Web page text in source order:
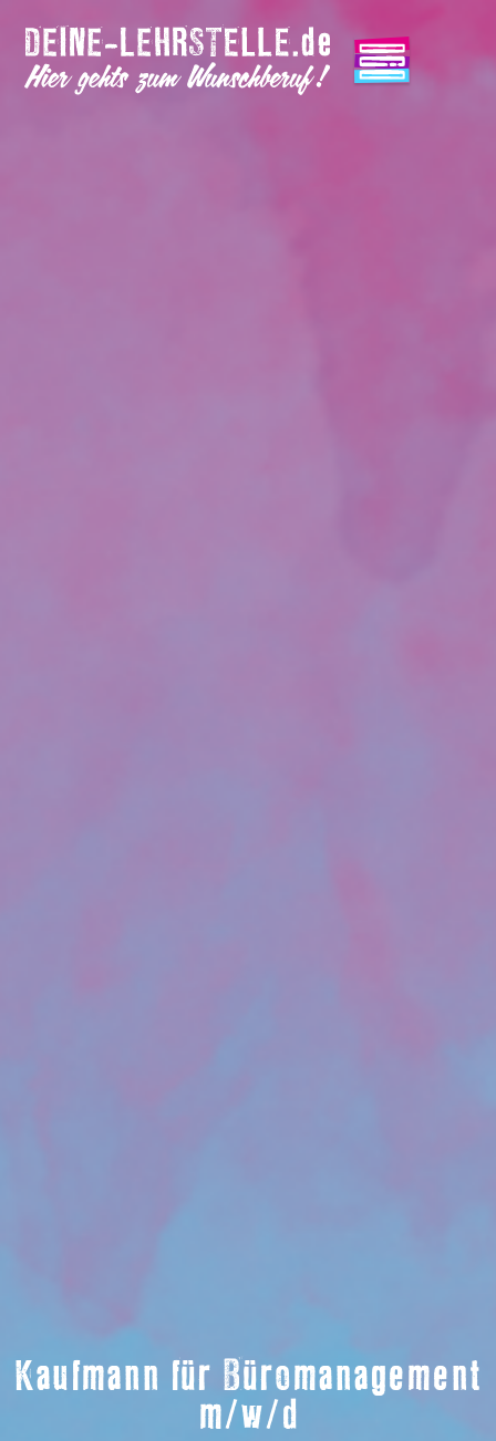
Kaufmann für Büromanagement
m/w/d